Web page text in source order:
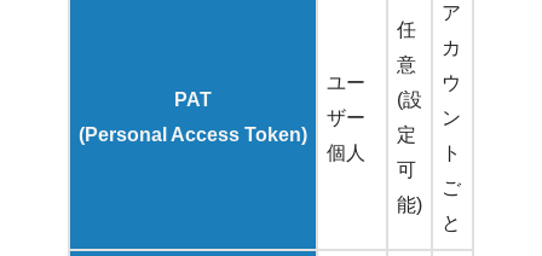
PAT
(Personal Access Token)
ユー
ザー
個人
任
意
(設
定
可
能)
ア
カ
ウ
ン
ト
ご
と